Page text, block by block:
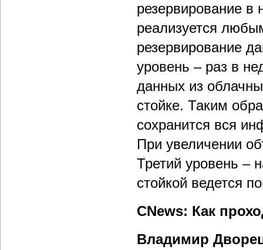
резервирование в
реализуется
резервирование
уровень – раз в
данных из
стойке. Таким
сохранится вся
При увеличении
Третий уровень –
стойкой ведется
CNews: Как
Владимир